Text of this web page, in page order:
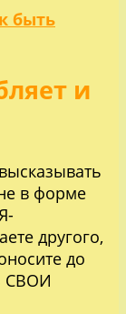
быть
и
в форме
другого,
до
СВОИ